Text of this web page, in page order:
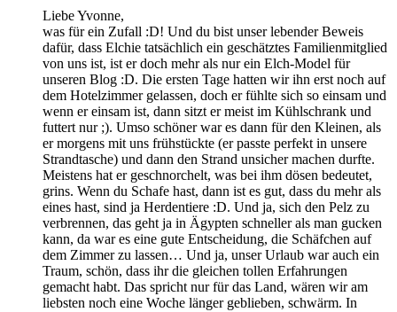
Liebe Yvonne,
was für ein Zufall :D! Und du bist unser lebender Beweis
dafür, dass Elchie tatsächlich ein geschätztes Familienmitglied
von uns ist, ist er doch mehr als nur ein Elch-Model für
unseren Blog :D. Die ersten Tage hatten wir ihn erst noch auf
dem Hotelzimmer gelassen, doch er fühlte sich so einsam und
wenn er einsam ist, dann sitzt er meist im Kühlschrank und
futtert nur ;). Umso schöner war es dann für den Kleinen, als
er morgens mit uns frühstückte (er passte perfekt in unsere
Strandtasche) und dann den Strand unsicher machen durfte.
Meistens hat er geschnorchelt, was bei ihm dösen bedeutet,
grins. Wenn du Schafe hast, dann ist es gut, dass du mehr als
eines hast, sind ja Herdentiere :D. Und ja, sich den Pelz zu
verbrennen, das geht ja in Ägypten schneller als man gucken
kann, da war es eine gute Entscheidung, die Schäfchen auf
dem Zimmer zu lassen… Und ja, unser Urlaub war auch ein
Traum, schön, dass ihr die gleichen tollen Erfahrungen
gemacht habt. Das spricht nur für das Land, wären wir am
liebsten noch eine Woche länger geblieben, schwärm. In